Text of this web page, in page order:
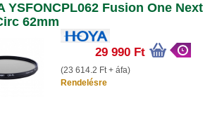
YSFONCPL062 Fusion One Next
62mm
29 990 Ft
(23 614.2 Ft + áfa)
Rendelésre